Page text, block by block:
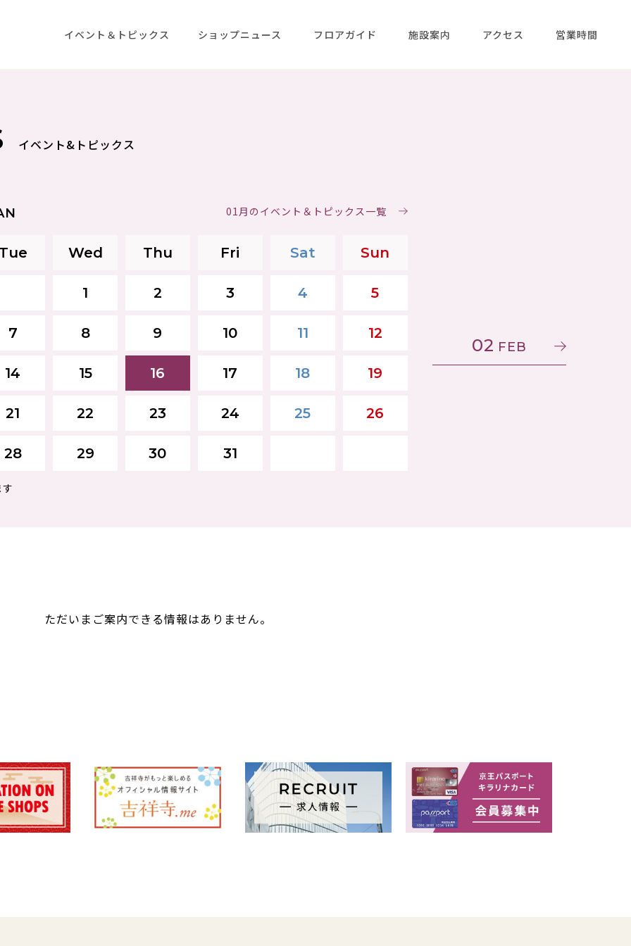
イベント＆トピックス ショップニュース フロアガイド 施設案内 アクセス 営業時間
イベント&トピックス
01月のイベント＆トピックス一覧
Wed Thu Fri Sat Sun
1 2 3 4 5
7 8 9 10 11 12
14 15 16 17 18 19
21 22 23 24 25 26
28 29 30 31
02 FEB
ただいまご案内できる情報はありません。